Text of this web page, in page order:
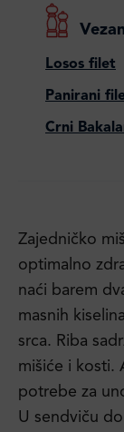
Losos filet
Panirani
Crni
Zajedničko
optimalno
naći barem
masnih
srca. Riba
mišiće i kosti.
potrebe za
U sendviču